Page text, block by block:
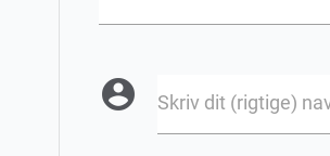
account_circle Skriv dit (rigtige)